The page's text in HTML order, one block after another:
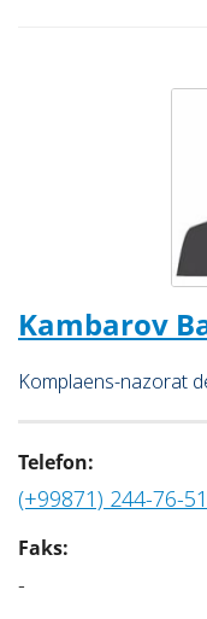
Kambarov
Komplaens-nazorat
Telefon:
(+99871) 244-76-51
Faks:
-